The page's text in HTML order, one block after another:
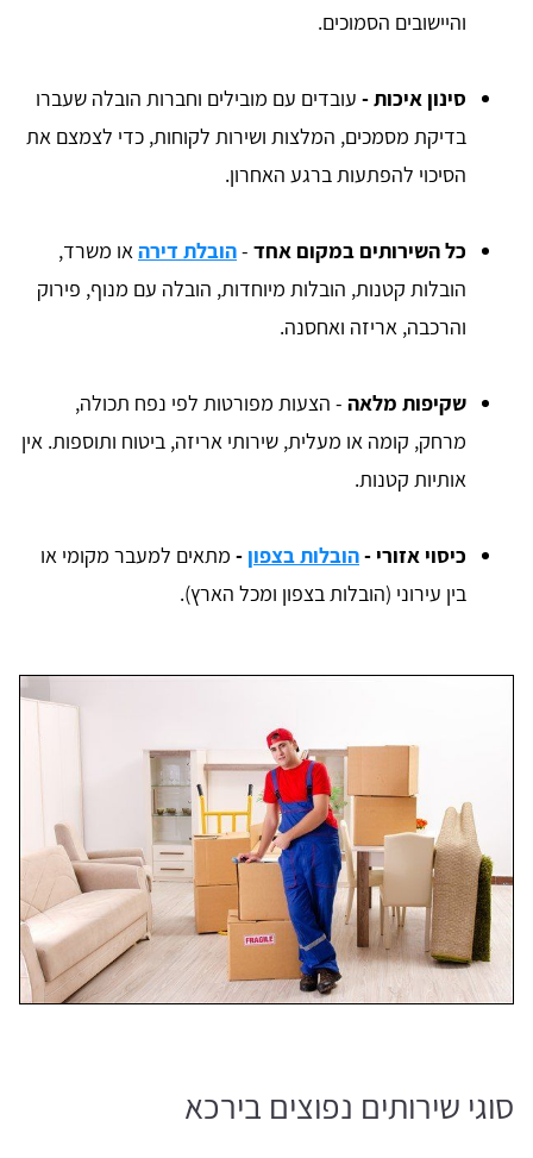
והיישובים הסמוכים.
סינון איכות - עובדים עם מובילים וחברות הובלה שעברו
בדיקת מסמכים, המלצות ושירות לקוחות, כדי לצמצם את
הסיכוי להפתעות ברגע האחרון.
כל השירותים במקום אחד -הובלת דירהאו משרד,
הובלות קטנות, הובלות מיוחדות, הובלה עם מנוף, פירוק
והרכבה, אריזה ואחסנה.
שקיפות מלאה - הצעות מפורטות לפי נפח תכולה,
מרחק, קומה או מעלית, שירותי אריזה, ביטוח ותוספות. אין
אותיות קטנות.
כיסוי אזורי -הובלות בצפון - מתאים למעבר מקומי או
בין עירוני (הובלות בצפון ומכל הארץ).
סוגי שירותים נפוצים בירכא